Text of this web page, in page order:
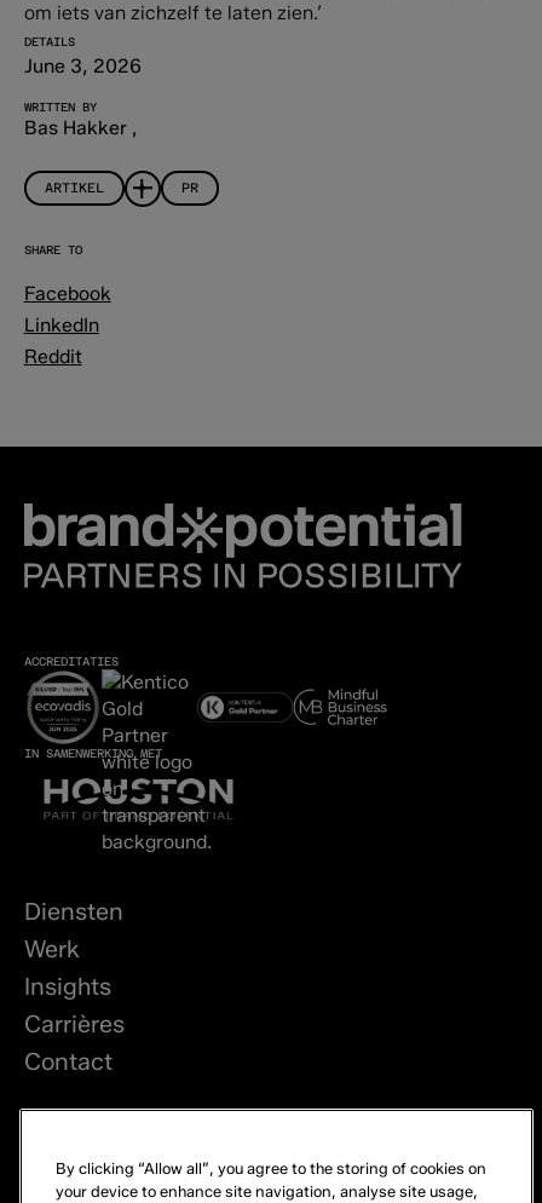
om iets van zichzelf te laten zien.’
DETAILS
June 3, 2026
WRITTEN BY
Bas Hakker ,
ARTIKEL PR
SHARE TO
Facebook
LinkedIn
Reddit
ACCREDITATIES
IN SAMENWERKING MET
Diensten
Werk
Insights
Carrières
Contact
Privacy
By clicking “Allow all”, you agree to the storing of cookies on
your device to enhance site navigation, analyse site usage,